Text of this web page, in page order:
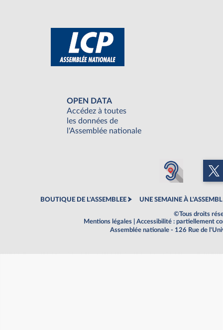
OPEN DATA
Accédez à toutes
les données de
l'Assemblée nationale
BOUTIQUE DE L'ASSEMBLEE UNE SEMAINE À
©Tous droits
Mentions légales
Accessibilité : partiellement
Assemblée nationale - 126 Rue de